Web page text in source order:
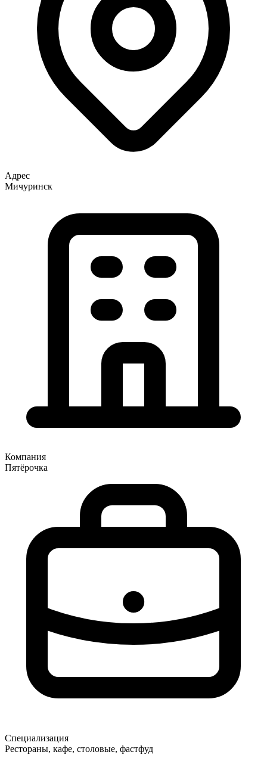
Адрес
Мичуринск
Компания
Пятёрочка
Специализация
Рестораны, кафе, столовые, фастфуд